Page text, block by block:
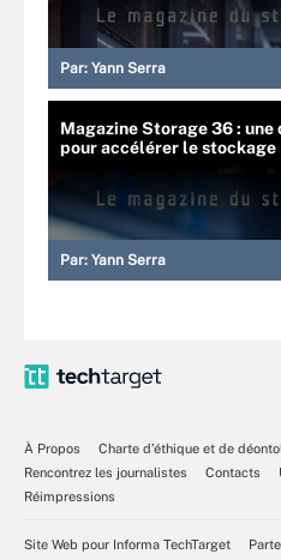
Par: Yann Serra
Magazine Storage 36 :
pour accélérer le stockage
Par: Yann Serra
À Propos
Charte d’éthique et de
Rencontrez les journalistes
Contacts
Réimpressions
Site Web pour Informa TechTarget